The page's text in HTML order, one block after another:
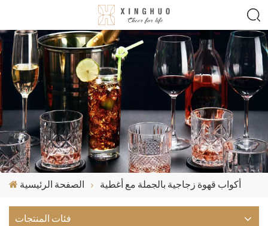
الصفحة الرئيسية أكواب قهوة زجاجية بالجملة مع أغطية
فئات المنتجات